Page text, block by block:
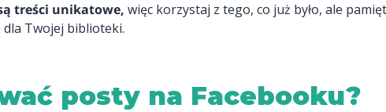
treści unikatowe, więc korzystaj z tego, co już było, ale
Twojej biblioteki.
posty na Facebooku?